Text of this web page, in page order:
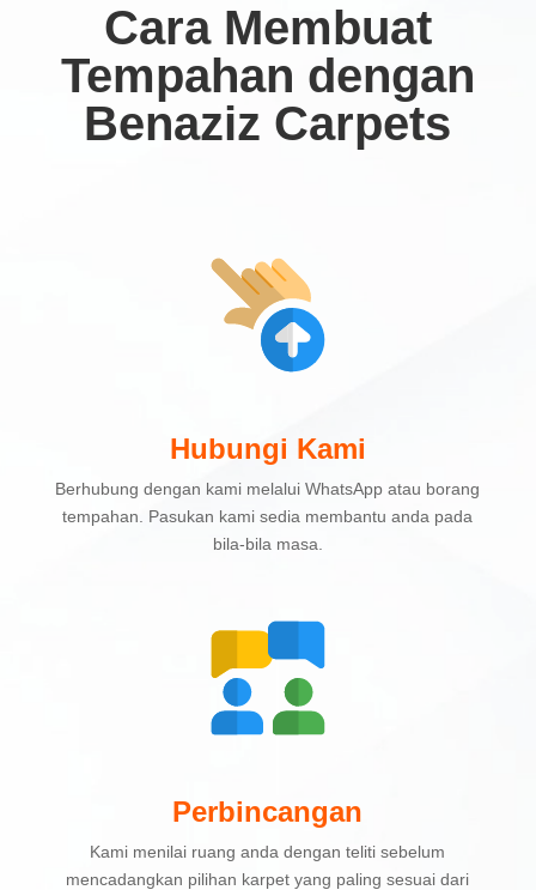
Cara Membuat
Tempahan dengan
Benaziz Carpets
Hubungi Kami
Berhubung dengan kami melalui WhatsApp atau borang
tempahan. Pasukan kami sedia membantu anda pada
bila-bila masa.
Perbincangan
Kami menilai ruang anda dengan teliti sebelum
mencadangkan pilihan karpet yang paling sesuai dari